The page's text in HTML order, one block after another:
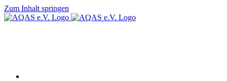
Zum Inhalt springen